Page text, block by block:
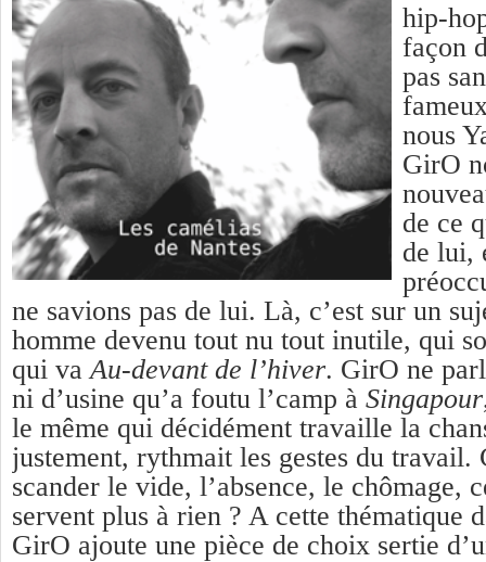
hip-
façon
pas
nous
GirO
de ce
de lui,
ne savions pas de lui. Là, c’est sur un
homme devenu tout nu tout inutile, qui
qui va Au-devant de l’hiver. GirO ne
ni d’usine qu’a foutu l’camp à Singapour
le même qui décidément travaille la
justement, rythmait les gestes du travail.
scander le vide, l’absence, le chômage,
servent plus à rien ? A cette thématique
GirO ajoute une pièce de choix sertie